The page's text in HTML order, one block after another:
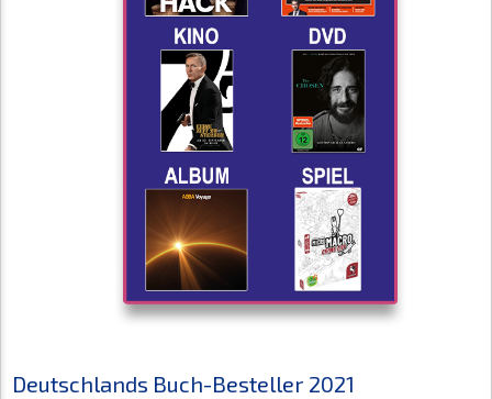
Deutschlands Buch-Besteller 2021